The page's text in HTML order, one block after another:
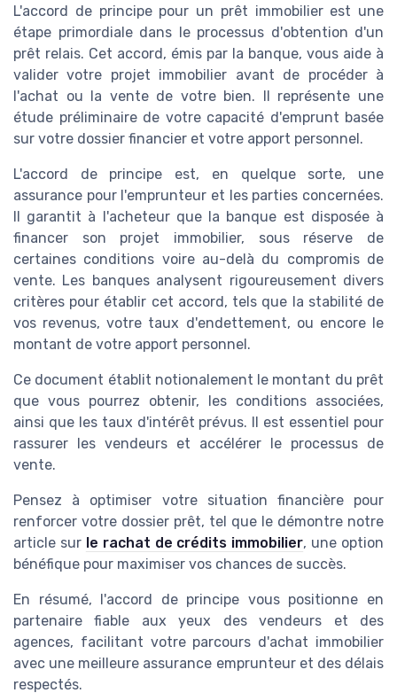
L'accord de principe pour un prêt immobilier est une
étape primordiale dans le processus d'obtention d'un
prêt relais. Cet accord, émis par la banque, vous aide à
valider votre projet immobilier avant de procéder à
l'achat ou la vente de votre bien. Il représente une
étude préliminaire de votre capacité d'emprunt basée
sur votre dossier financier et votre apport personnel.
L'accord de principe est, en quelque sorte, une
assurance pour l'emprunteur et les parties concernées.
Il garantit à l'acheteur que la banque est disposée à
financer son projet immobilier, sous réserve de
certaines conditions voire au-delà du compromis de
vente. Les banques analysent rigoureusement divers
critères pour établir cet accord, tels que la stabilité de
vos revenus, votre taux d'endettement, ou encore le
montant de votre apport personnel.
Ce document établit notionalement le montant du prêt
que vous pourrez obtenir, les conditions associées,
ainsi que les taux d'intérêt prévus. Il est essentiel pour
rassurer les vendeurs et accélérer le processus de
vente.
Pensez à optimiser votre situation financière pour
renforcer votre dossier prêt, tel que le démontre notre
article sur le rachat de crédits immobilier, une option
bénéfique pour maximiser vos chances de succès.
En résumé, l'accord de principe vous positionne en
partenaire fiable aux yeux des vendeurs et des
agences, facilitant votre parcours d'achat immobilier
avec une meilleure assurance emprunteur et des délais
respectés.